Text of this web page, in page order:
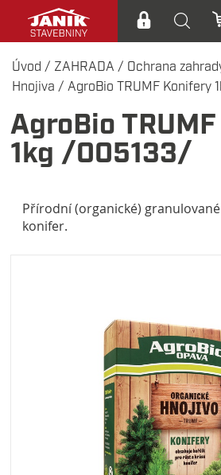
Úvod / ZAHRADA / Ochrana
Hnojiva / AgroBio TRUMF Konifery
AgroBio
1kg /005133/
Přírodní (organické)
konifer.